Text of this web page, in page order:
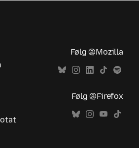
Følg @Mozilla
Følg @Firefox